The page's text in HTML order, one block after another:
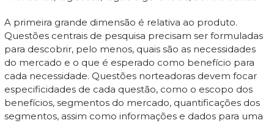
A primeira grande dimensão é relativa ao produto.
Questões centrais de pesquisa precisam ser formuladas
para descobrir, pelo menos, quais são as necessidades
do mercado e o que é esperado como benefício para
cada necessidade. Questões norteadoras devem focar
especificidades de cada questão, como o escopo dos
benefícios, segmentos do mercado, quantificações dos
segmentos, assim como informações e dados para uma